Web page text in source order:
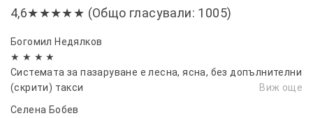
4,6★★★★★ (Общо гласували: 1005)
Богомил Недялков
★ ★ ★ ★
Системата за пазаруване е лесна, ясна, без допълнителни
(скрити) такси
Виж още
Селена Бобев